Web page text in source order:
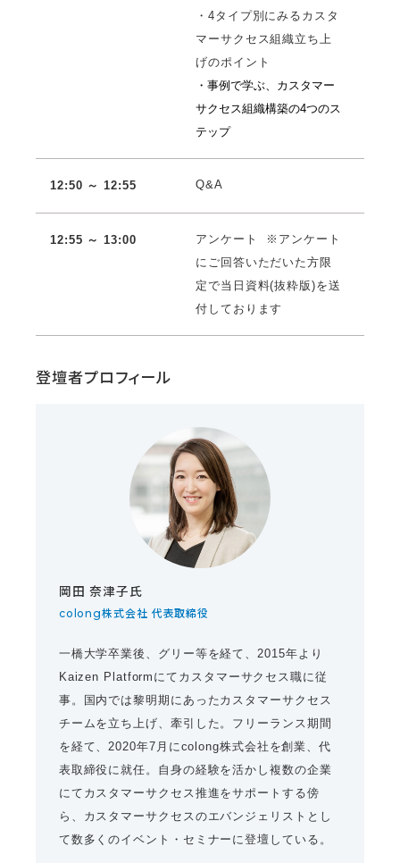
・4タイプ別にみるカスタ
マーサクセス組織立ち上
げのポイント
・事例で学ぶ、カスタマー
サクセス組織構築の4つのス
テップ
12:50 ～ 12:55 Q&A
12:55 ～ 13:00
アンケート ※アンケート
にご回答いただいた方限
定で当日資料(抜粋版)を送
付しております
登壇者プロフィール
岡田 奈津子氏
colong株式会社 代表取締役
一橋大学卒業後、グリー等を経て、2015年より
Kaizen Platformにてカスタマーサクセス職に従
事。国内では黎明期にあったカスタマーサクセス
チームを立ち上げ、牽引した。フリーランス期間
を経て、2020年7月にcolong株式会社を創業、代
表取締役に就任。自身の経験を活かし複数の企業
にてカスタマーサクセス推進をサポートする傍
ら、カスタマーサクセスのエバンジェリストとし
て数多くのイベント・セミナーに登壇している。